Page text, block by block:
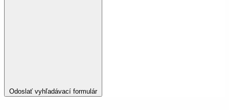
Odoslať vyhľadávací formulár